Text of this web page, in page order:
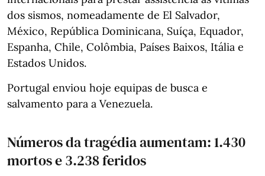
dos sismos, nomeadamente de El Salvador,
México, República Dominicana, Suíça, Equador,
Espanha, Chile, Colômbia, Países Baixos, Itália e
Estados Unidos.
Portugal enviou hoje equipas de busca e
salvamento para a Venezuela.
Números da tragédia aumentam: 1.430
mortos e 3.238 feridos